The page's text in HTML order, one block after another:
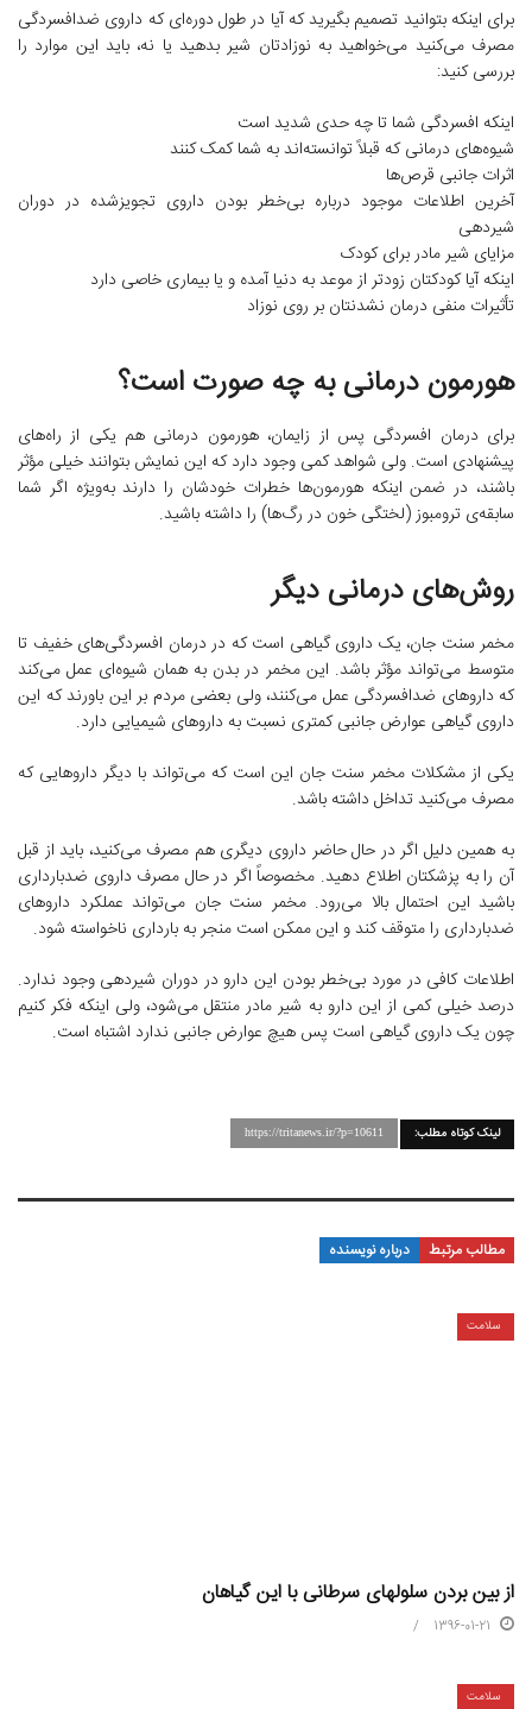
برای اینکه بتوانید تصمیم بگیرید که آیا در طول دوره‌ای که داروی ضدافسردگی
مصرف می‌کنید می‌خواهید به نوزادتان شیر بدهید یا نه، باید این موارد را
بررسی کنید:
اینکه افسردگی شما تا چه حدی شدید است
شیوه‌های درمانی که قبلاً توانسته‌اند به شما کمک کنند
اثرات جانبی قرص‌ها
آخرین اطلاعات موجود درباره بی‌خطر بودن داروی تجویزشده در دوران
شیردهی
مزایای شیر مادر برای کودک
اینکه آیا کودکتان زودتر از موعد به دنیا آمده و یا بیماری خاصی دارد
تأثیرات منفی درمان نشدنتان بر روی نوزاد
هورمون درمانی به چه صورت است؟
برای درمان افسردگی پس از زایمان، هورمون درمانی هم یکی از راه‌های
پیشنهادی است. ولی شواهد کمی وجود دارد که این نمایش بتوانند خیلی مؤثر
باشند، در ضمن اینکه هورمون‌ها خطرات خودشان را دارند به‌ویژه اگر شما
سابقه‌ی ترومبوز (لختگی خون در رگ‌ها) را داشته باشید.
روش‌های درمانی دیگر
مخمر سنت جان، یک داروی گیاهی است که در درمان افسردگی‌های خفیف تا
متوسط می‌تواند مؤثر باشد. این مخمر در بدن به همان شیوه‌ای عمل می‌کند
که داروهای ضدافسردگی عمل می‌کنند، ولی بعضی مردم بر این باورند که این
داروی گیاهی عوارض جانبی کمتری نسبت به داروهای شیمیایی دارد.
یکی از مشکلات مخمر سنت جان این است که می‌تواند با دیگر داروهایی که
مصرف می‌کنید تداخل داشته باشد.
به همین دلیل اگر در حال حاضر داروی دیگری هم مصرف می‌کنید، باید از قبل
آن را به پزشکتان اطلاع دهید. مخصوصاً اگر در حال مصرف داروی ضدبارداری
باشید این احتمال بالا می‌رود. مخمر سنت جان می‌تواند عملکرد داروهای
ضدبارداری را متوقف کند و این ممکن است منجر به بارداری ناخواسته شود.
اطلاعات کافی در مورد بی‌خطر بودن این دارو در دوران شیردهی وجود ندارد.
درصد خیلی کمی از این دارو به شیر مادر منتقل می‌شود، ولی اینکه فکر کنیم
چون یک داروی گیاهی است پس هیچ عوارض جانبی ندارد اشتباه است.
لینک کوتاه مطلب: https://tritanews.ir/?p=10611
مطالب مرتبط درباره نویسنده
سلامت
از بین بردن سلولهای سرطانی با این گیاهان
1396-01-21
سلامت